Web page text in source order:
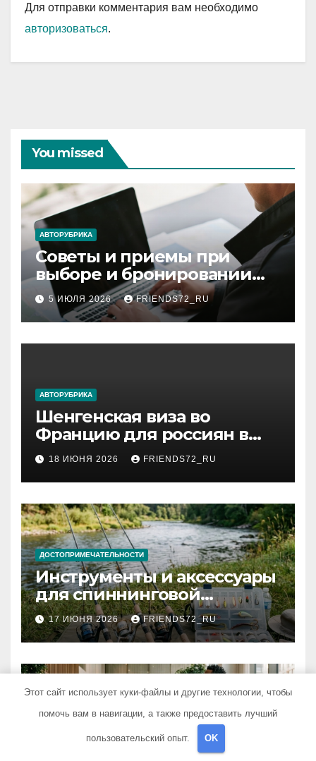
Для отправки комментария вам необходимо
авторизоваться.
You missed
АВТОРУБРИКА
Советы и приемы при
выборе и бронировании
авиабилетов
5 ИЮЛЯ 2026 FRIENDS72_RU
АВТОРУБРИКА
Шенгенская виза во
Францию для россиян в
2026 году: сроки от 3 дней
и список необходимых
документов
18 ИЮНЯ 2026 FRIENDS72_RU
ДОСТОПРИМЕЧАТЕЛЬНОСТИ
Инструменты и аксессуары
для спиннинговой
рыбалки: назначение и
типы
17 ИЮНЯ 2026 FRIENDS72_RU
ДОСТОПРИМЕЧАТЕЛЬНОСТИ
Гостиница для
командировки: основные
Этот сайт использует куки-файлы и другие технологии, чтобы
помочь вам в навигации, а также предоставить лучший
пользовательский опыт. OK